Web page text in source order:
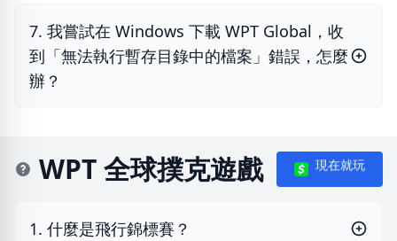
7. 我嘗試在 Windows 下載 WPT Global，收
到「無法執行暫存目錄中的檔案」錯誤，怎麼
辦？
WPT 全球撲克遊戲 現在就玩
1. 什麼是飛行錦標賽？